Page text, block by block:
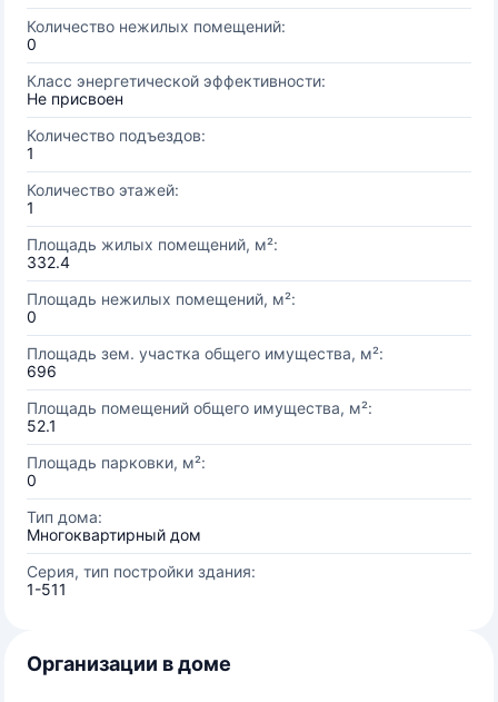
Количество нежилых помещений:
0
Класс энергетической эффективности:
Не присвоен
Количество подъездов:
1
Количество этажей:
1
Площадь жилых помещений, м²:
332.4
Площадь нежилых помещений, м²:
0
Площадь зем. участка общего имущества, м²:
696
Площадь помещений общего имущества, м²:
52.1
Площадь парковки, м²:
0
Тип дома:
Многоквартирный дом
Серия, тип постройки здания:
1-511
Организации в доме